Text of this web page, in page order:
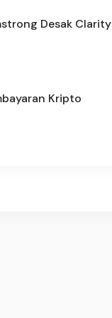
Desak Clarity
Kripto